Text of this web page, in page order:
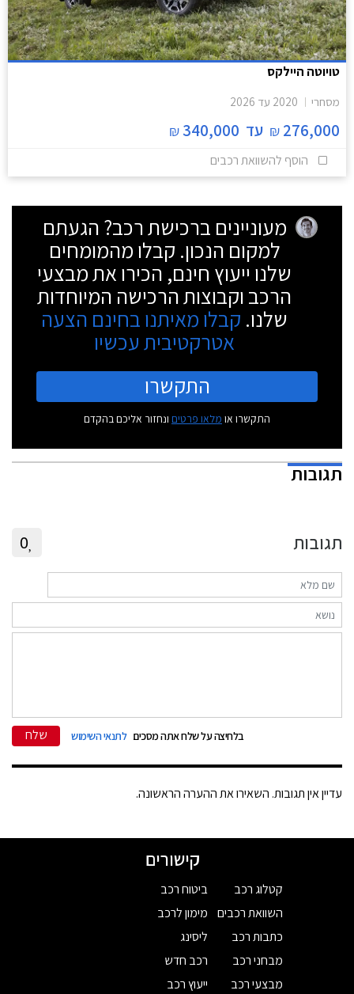
טויוטה היילקס
מסחרי 2020 עד 2026
276,000
₪ עד 340,000
₪
הוסף להשוואת רכבים
מעוניינים ברכישת רכב? הגעתם
למקום הנכון. קבלו מהמומחים
שלנו ייעוץ חינם, הכירו את מבצעי
הרכב וקבוצות הרכישה המיוחדות
שלנו. קבלו מאיתנו בחינם הצעה
אטרקטיבית עכשיו
התקשרו
התקשרו או מלאו פרטים ונחזור אליכם בהקדם
תגובות
תגובות 0
בלחיצה על שלח אתה מסכים לתנאי השימוש שלח
עדיין אין תגובות. השאירו את ההערה הראשונה.
קישורים
קטלוג רכב
השוואת רכבים
כתבות רכב
מבחני רכב
מבצעי רכב
ביטוח רכב
מימון לרכב
ליסינג
רכב חדש
ייעוץ רכב